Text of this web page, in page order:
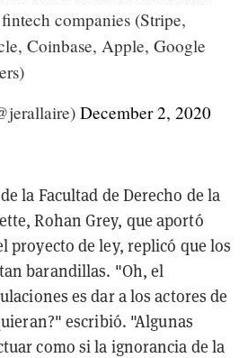
companies (Stripe,
Coinbase, Apple, Google
December 2, 2020
la Facultad de Derecho de la
Rohan Grey, que aportó
proyecto de ley, replicó que los
barandillas. "Oh, el
es dar a los actores de
escribió. "Algunas
como si la ignorancia de la